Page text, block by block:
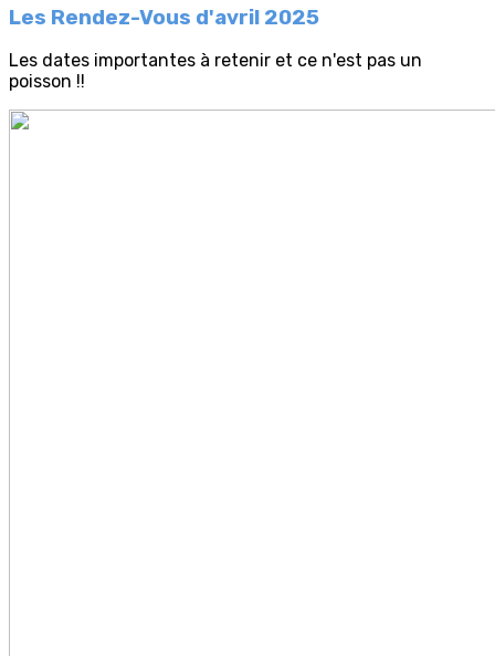
Les Rendez-Vous d'avril 2025
Les dates importantes à retenir et ce n'est pas un
poisson !!